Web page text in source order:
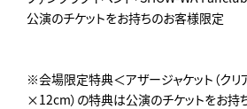
公演のチケットをお持ちのお客様限定
※会場限定特典＜アザージャケット（クリ
×12cm）の特典は公演のチケットをお持